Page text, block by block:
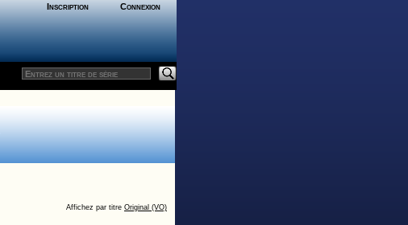
Inscription Connexion
Affichez par titre Original (VO)